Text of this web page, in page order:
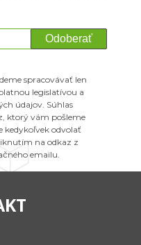
Odoberať
spracovávať len
legislatívou a
údajov. Súhlas
ktorý vám pošleme
kedykoľvek odvolať
na odkaz z
emailu.